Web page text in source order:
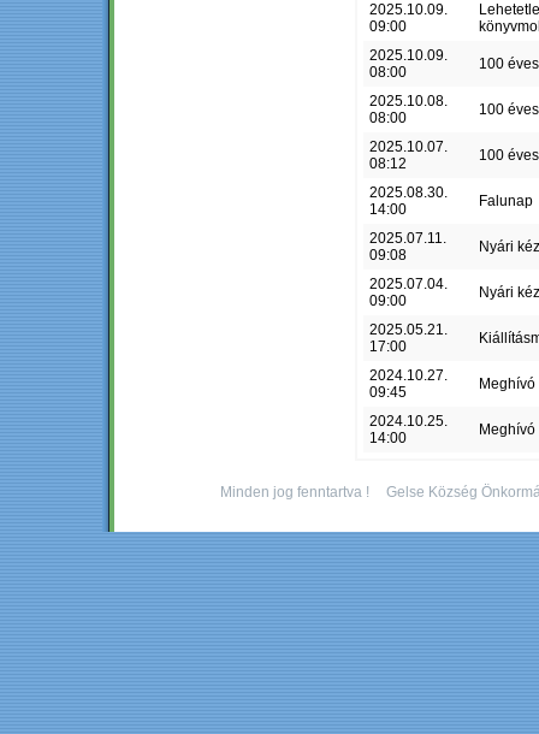
2025.10.09.
09:00
2025.10.09.
08:00
100
2025.10.08.
08:00
100
2025.10.07.
08:12
100
2025.08.30.
14:00
Falunap
2025.07.11.
09:08
Nyári
2025.07.04.
09:00
Nyári
2025.05.21.
17:00
2024.10.27.
09:45
Meghívó
2024.10.25.
14:00
Meghívó
Minden jog fenntartva ! Gelse Község